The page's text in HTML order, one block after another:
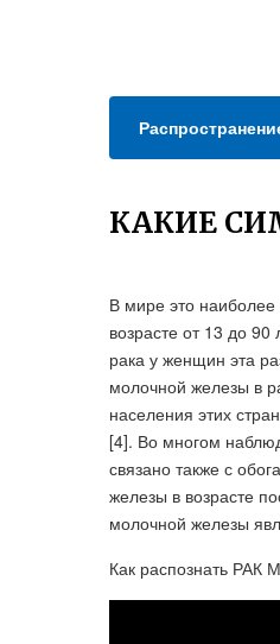
КАКИЕ
В мире это
возрасте от 13 до
рака у женщин эта
молочной железы в
населения этих
[4]. Во многом
связано также с
железы в возрасте
молочной железы
Как распознать